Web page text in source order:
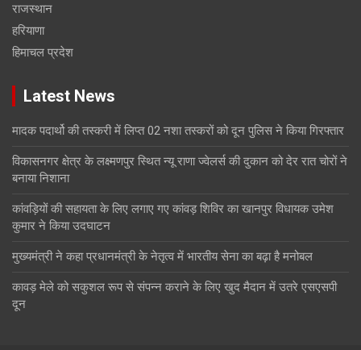
राजस्थान
हरियाणा
हिमाचल प्रदेश
Latest News
मादक पदार्थो की तस्करी में लिप्त 02 नशा तस्करों को दून पुलिस ने किया गिरफ्तार
विकासनगर क्षेत्र के लक्ष्मणपुर स्थित न्यू राणा ज्वेलर्स की दुकान को देर रात चोरों ने
बनाया निशाना
कांवड़ियों की सहायता के लिए लगाए गए कांवड़ शिविर का खानपुर विधायक उमेश
कुमार ने किया उदघाटन
मुख्यमंत्री ने कहा प्रधानमंत्री के नेतृत्व में भारतीय सेना का बढ़ा है मनोबल
कावड़ मेले को सकुशल रूप से संपन्न कराने के लिए खुद मैदान में उतरे एसएसपी
दून